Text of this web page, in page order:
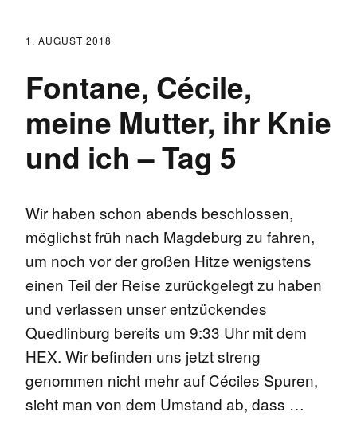
1. AUGUST 2018
Fontane, Cécile,
meine Mutter, ihr Knie
und ich – Tag 5
Wir haben schon abends beschlossen,
möglichst früh nach Magdeburg zu fahren,
um noch vor der großen Hitze wenigstens
einen Teil der Reise zurückgelegt zu haben
und verlassen unser entzückendes
Quedlinburg bereits um 9:33 Uhr mit dem
HEX. Wir befinden uns jetzt streng
genommen nicht mehr auf Céciles Spuren,
sieht man von dem Umstand ab, dass …